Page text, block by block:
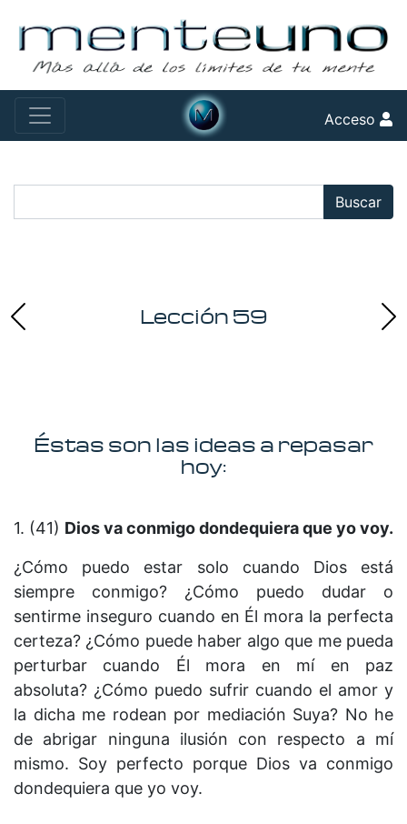
Acceso
Buscar
Lección 59
Éstas son las ideas a repasar
hoy:
1. (41) Dios va conmigo dondequiera que yo voy.
¿Cómo puedo estar solo cuando Dios está
siempre conmigo? ¿Cómo puedo dudar o
sentirme inseguro cuando en Él mora la perfecta
certeza? ¿Cómo puede haber algo que me pueda
perturbar cuando Él mora en mí en paz
absoluta? ¿Cómo puedo sufrir cuando el amor y
la dicha me rodean por mediación Suya? No he
de abrigar ninguna ilusión con respecto a mí
mismo. Soy perfecto porque Dios va conmigo
dondequiera que yo voy.